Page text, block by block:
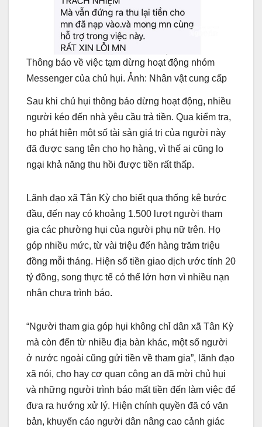
Thông báo về việc tạm dừng hoạt động nhóm
Messenger của chủ hụi. Ảnh: Nhân vật cung cấp
Sau khi chủ hụi thông báo dừng hoạt động, nhiều
người kéo đến nhà yêu cầu trả tiền. Qua kiểm tra,
họ phát hiện một số tài sản giá trị của người này
đã được sang tên cho họ hàng, vì thế ai cũng lo
ngại khả năng thu hồi được tiền rất thấp.
Lãnh đạo xã Tân Kỳ cho biết qua thống kê bước
đầu, đến nay có khoảng 1.500 lượt người tham
gia các phường hụi của người phụ nữ trên. Họ
góp nhiều mức, từ vài triệu đến hàng trăm triệu
đồng mỗi tháng. Hiện số tiền giao dịch ước tính 20
tỷ đồng, song thực tế có thể lớn hơn vì nhiều nạn
nhân chưa trình báo.
“Người tham gia góp hụi không chỉ dân xã Tân Kỳ
mà còn đến từ nhiều địa bàn khác, một số người
ở nước ngoài cũng gửi tiền về tham gia”, lãnh đạo
xã nói, cho hay cơ quan công an đã mời chủ hụi
và những người trình báo mất tiền đến làm việc để
đưa ra hướng xử lý. Hiện chính quyền đã có văn
bản, khuyến cáo người dân nâng cao cảnh giác